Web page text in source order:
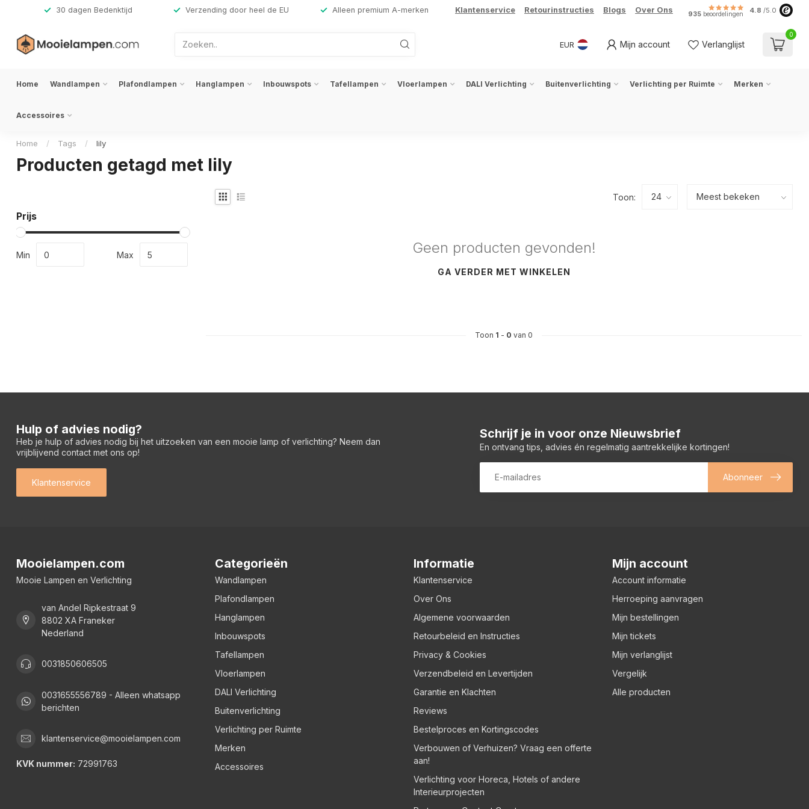
30 dagen Bedenktijd Verzending door heel de EU Alleen premium A-merken Klantenservice Retourinstructies Blogs Over Ons 935 beoordelingen 4.8 /5.0
EUR Mijn account Verlanglijst
0
Home Wandlampen Plafondlampen Hanglampen Inbouwspots Tafellampen Vloerlampen DALI Verlichting Buitenverlichting Verlichting per Ruimte Merken
Accessoires
Home / Tags / lily
Producten getagd met lily
Prijs
Min Max
Toon:
Geen producten gevonden!
GA VERDER MET WINKELEN
Toon 1 - 0 van 0
Hulp of advies nodig?
Heb je hulp of advies nodig bij het uitzoeken van een mooie lamp of verlichting? Neem dan
vrijblijvend contact met ons op!
Klantenservice
Schrijf je in voor onze Nieuwsbrief
En ontvang tips, advies én regelmatig aantrekkelijke kortingen!
Abonneer
Mooielampen.com
Mooie Lampen en Verlichting
van Andel Ripkestraat 9
8802 XA Franeker
Nederland
0031850606505
0031655556789 - Alleen whatsapp
berichten
klantenservice@mooielampen.com
KVK nummer: 72991763
Categorieën
Wandlampen
Plafondlampen
Hanglampen
Inbouwspots
Tafellampen
Vloerlampen
DALI Verlichting
Buitenverlichting
Verlichting per Ruimte
Merken
Accessoires
Informatie
Klantenservice
Over Ons
Algemene voorwaarden
Retourbeleid en Instructies
Privacy & Cookies
Verzendbeleid en Levertijden
Garantie en Klachten
Reviews
Bestelproces en Kortingscodes
Verbouwen of Verhuizen? Vraag een offerte
aan!
Verlichting voor Horeca, Hotels of andere
Interieurprojecten
Mijn account
Account informatie
Herroeping aanvragen
Mijn bestellingen
Mijn tickets
Mijn verlanglijst
Vergelijk
Alle producten